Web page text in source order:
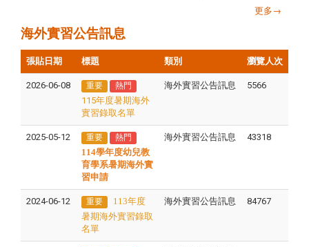
更多→
海外實習公告訊息
張貼日期 標題 類別 瀏覽人次
2026-06-08 重要 熱門
115年度暑期海外
實習錄取名單
海外實習公告訊息 5566
2025-05-12 重要 熱門
114學年度幼兒教
育學系暑期海外實
習申請
海外實習公告訊息 43318
2024-06-12 重要
113年度
暑期海外實習錄取
名單
海外實習公告訊息 84767